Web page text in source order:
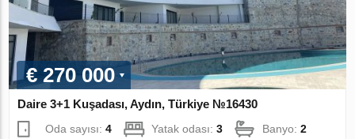
€ 270 000
Daire 3+1 Kuşadası, Aydın, Türkiye №16430
Oda sayısı:4 Yatak odası:3 Banyo:2